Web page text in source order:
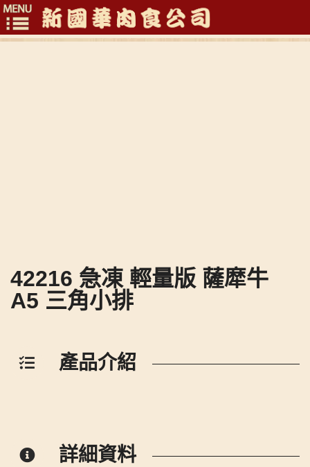
Toggle
42216 急凍 輕量版 薩犘牛
A5 三角小排
產品介紹
詳細資料